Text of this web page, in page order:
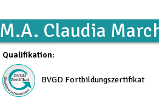
M.A. Claudia
Qualifikation:
BVGD Fortbildungszertifikat